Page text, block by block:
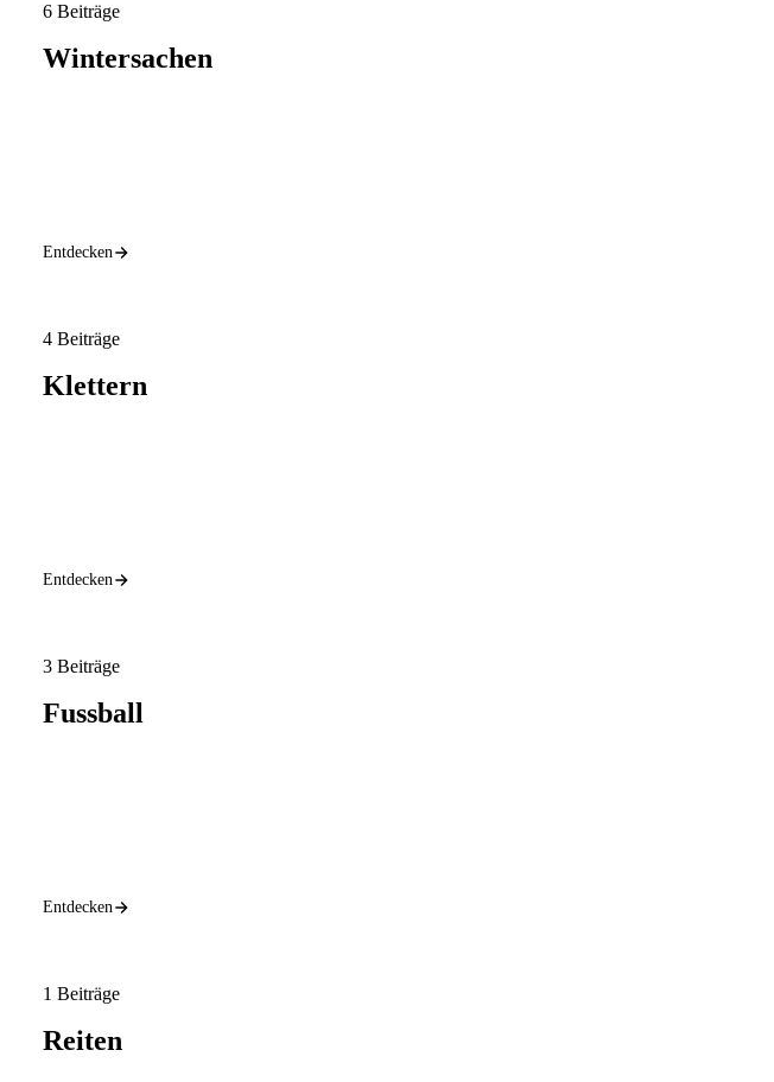
6 Beiträge
Wintersachen
Entdecken
4 Beiträge
Klettern
Entdecken
3 Beiträge
Fussball
Entdecken
1 Beiträge
Reiten